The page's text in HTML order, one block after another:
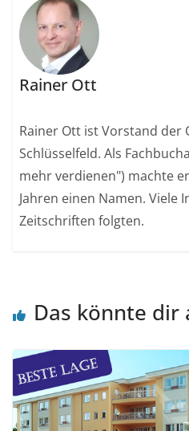
Rainer Ott
Rainer Ott ist Vorstand der
Schlüsselfeld. Als
mehr verdienen") machte
Jahren einen Namen. Viele
Zeitschriften folgten.
Das könnte dir